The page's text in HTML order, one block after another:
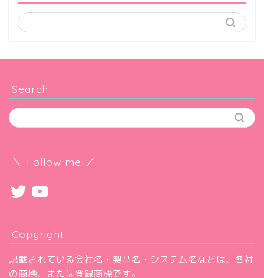
Search
＼ Follow me ／
TwitterYouTube
Copyright
記載されている会社名・製品名・システム名などは、各社
の商標、または登録商標です。